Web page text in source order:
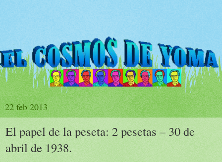
22 feb 2013
El papel de la peseta: 2 pesetas – 30 de
abril de 1938.